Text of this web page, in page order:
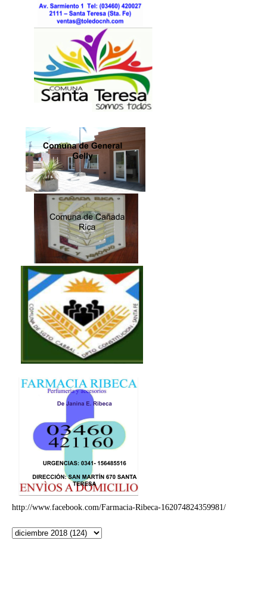
http://www.facebook.com/Farmacia-Ribeca-162074824359981/